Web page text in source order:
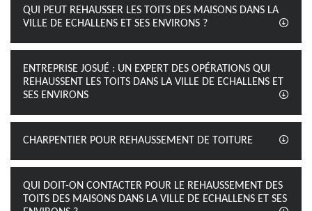
QUI PEUT REHAUSSER LES TOITS DES MAISONS DANS LA
VILLE DE ECHALLENS ET SES ENVIRONS ?
ENTREPRISE JOSUÉ : UN EXPERT DES OPÉRATIONS QUI
REHAUSSENT LES TOITS DANS LA VILLE DE ECHALLENS ET
SES ENVIRONS
CHARPENTIER POUR REHAUSSEMENT DE TOITURE
QUI DOIT-ON CONTACTER POUR LE REHAUSSEMENT DES
TOITS DES MAISONS DANS LA VILLE DE ECHALLENS ET SES